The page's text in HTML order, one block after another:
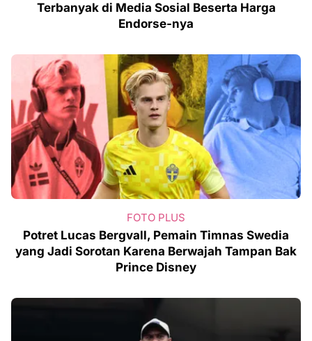
Terbanyak di Media Sosial Beserta Harga
Endorse-nya
FOTO PLUS
Potret Lucas Bergvall, Pemain Timnas Swedia
yang Jadi Sorotan Karena Berwajah Tampan Bak
Prince Disney